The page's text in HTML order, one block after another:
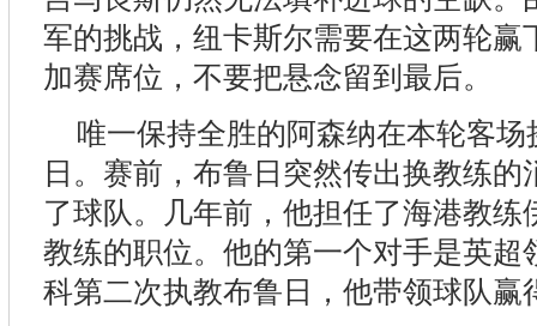
军的挑战，纽卡斯尔需要在这两轮赢
加赛席位，不要把悬念留到最后。
唯一保持全胜的阿森纳在本轮客
日。赛前，布鲁日突然传出换教练的
了球队。几年前，他担任了海港教练
教练的职位。他的第一个对手是英超
科第二次执教布鲁日，他带领球队赢